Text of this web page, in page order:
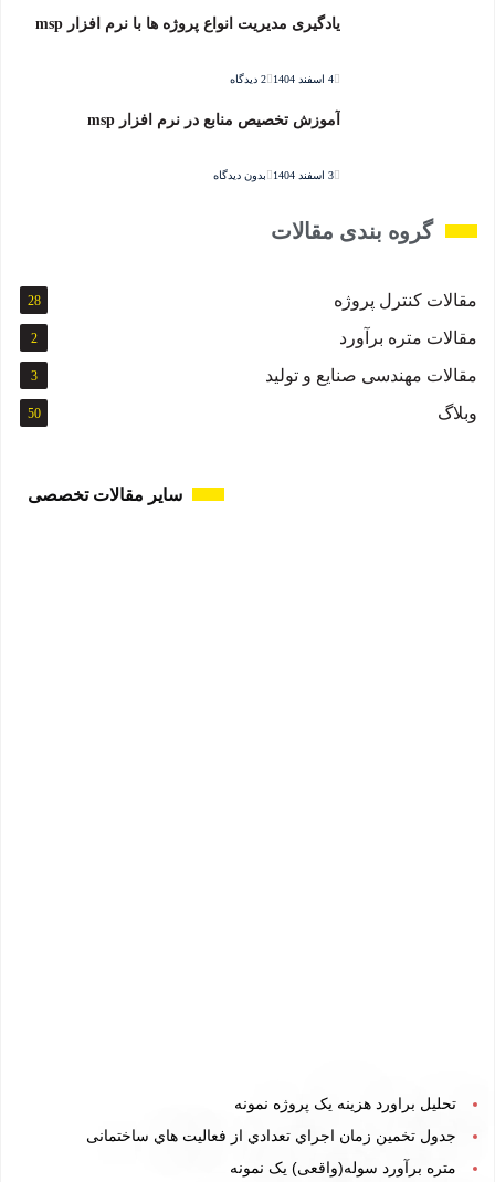
یادگیری مدیریت انواع پروژه ها با نرم افزار msp
4 اسفند 1404 2 دیدگاه
آموزش تخصیص منابع در نرم افزار msp
3 اسفند 1404 بدون دیدگاه
گروه بندی مقالات
مقالات کنترل پروژه 28
مقالات متره برآورد 2
مقالات مهندسی صنایع و تولید 3
وبلاگ 50
سایر مقالات تخصصی
تحلیل براورد هزینه یک پروژه نمونه
جدول تخمین زمان اجراي تعدادي از فعالیت هاي ساختمانی
متره برآورد سوله(واقعی) یک نمونه